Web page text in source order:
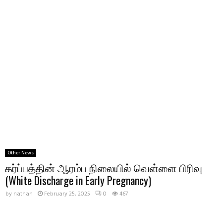
Other News
கர்ப்பத்தின் ஆரம்ப நிலையில் வெள்ளை பிரிவு
(White Discharge in Early Pregnancy)
by nathan February 25, 2025 0 467